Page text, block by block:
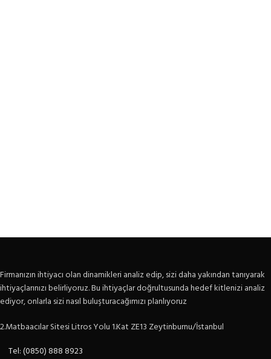
Firmanızın ihtiyacı olan dinamikleri analiz edip, sizi daha yakından tanıyarak
ihtiyaçlarınızı belirliyoruz. Bu ihtiyaçlar doğrultusunda hedef kitlenizi analiz
ediyor, onlarla sizi nasıl buluşturacağımızı planlıyoruz
2.Matbaacılar Sitesi Litros Yolu 1.Kat ZE13 Zeytinburnu/İstanbul
Tel: (0850) 888 8923